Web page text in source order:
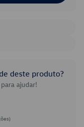
deste produto?
ajudar!